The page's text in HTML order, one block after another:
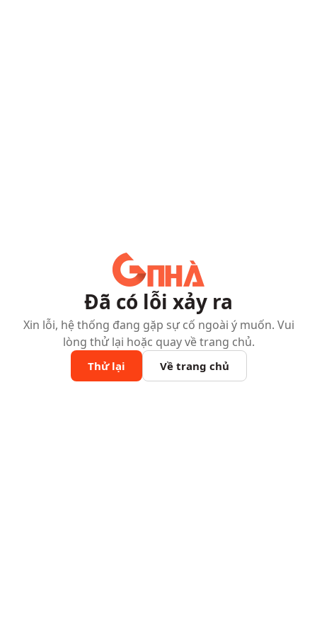
Đã có lỗi xảy ra
Xin lỗi, hệ thống đang gặp sự cố ngoài ý muốn. Vui
lòng thử lại hoặc quay về trang chủ.
Thử lại Về trang chủ